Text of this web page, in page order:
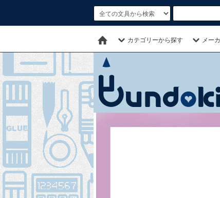
カテゴリーから探す メー